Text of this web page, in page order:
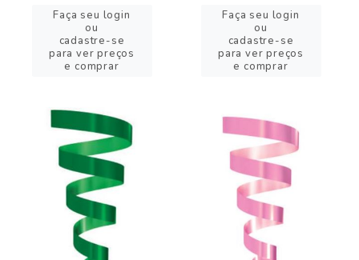
Faça seu login
ou
cadastre-se
para ver preços
e comprar
Faça seu login
ou
cadastre-se
para ver preços
e comprar